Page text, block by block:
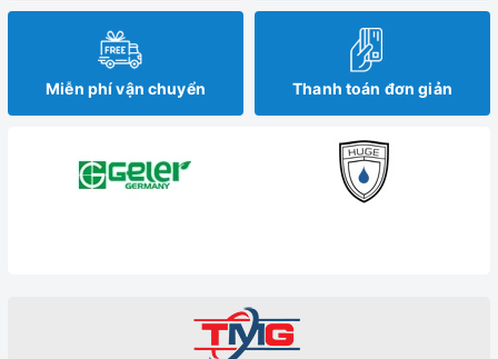
Miễn phí vận chuyển Thanh toán đơn giản